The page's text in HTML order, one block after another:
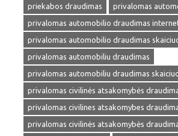
priekabos draudimas
privalomas
privalomas automobilio draudimas
privalomas automobilio draudimas
privalomas automobiliu draudimas
privalomas automobiliu draudimas
privalomas civilinės atsakomybės
privalomas civilines atsakomybes
privalomas civilinės atsakomybės